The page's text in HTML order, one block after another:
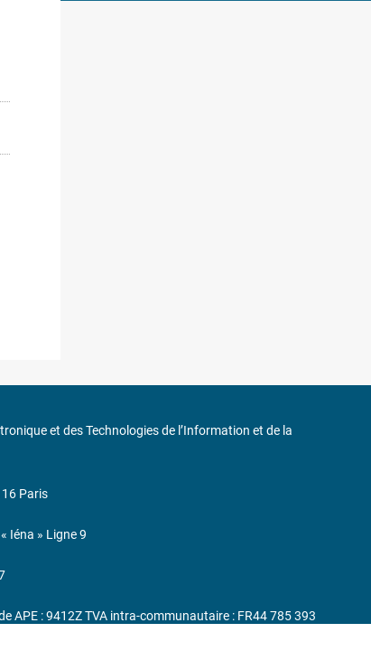
et des Technologies de l’Information et de la
Paris
Iéna » Ligne 9
APE : 9412Z TVA intra-communautaire : FR44 785 393